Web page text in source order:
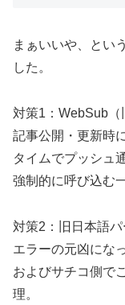
まぁいいや、とい
した。
対策1：WebSub
記事公開・更新時
タイムでプッシュ
強制的に呼び込む
対策2：旧日本語
エラーの元凶にな
およびサチコ側で
理。